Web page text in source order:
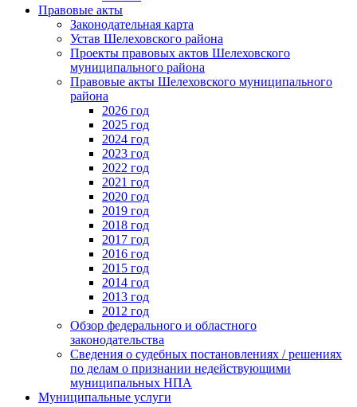
Правовые акты
Законодательная карта
Устав Шелеховского района
Проекты правовых актов Шелеховского
муниципального района
Правовые акты Шелеховского муниципального
района
2026 год
2025 год
2024 год
2023 год
2022 год
2021 год
2020 год
2019 год
2018 год
2017 год
2016 год
2015 год
2014 год
2013 год
2012 год
Обзор федерального и областного
законодательства
Сведения о судебных постановлениях / решениях
по делам о признании недействующими
муниципальных НПА
Муниципальные услуги